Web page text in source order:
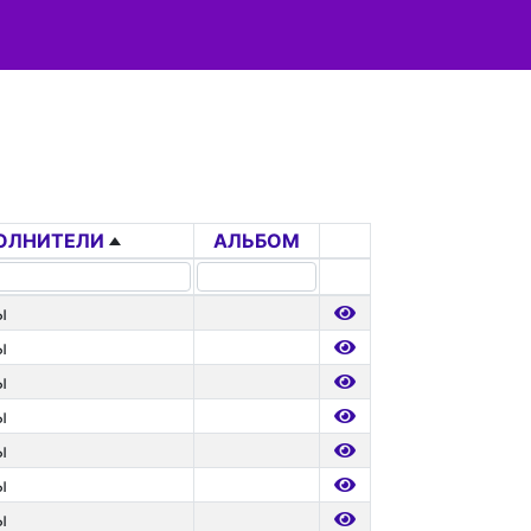
АЛЬБОМ